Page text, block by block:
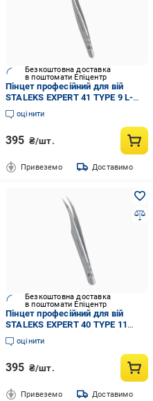
Безкоштовна доставка
в поштомати Епіцентр
Пінцет професійний для вій
STALEKS EXPERT 41 TYPE 9 L-
образний 35' (TE-41/9)
оцінити
395 ₴/шт.
Привеземо Доставимо
Безкоштовна доставка
в поштомати Епіцентр
Пінцет професійний для вій
STALEKS EXPERT 40 TYPE 11
вигнутий (TE-40/11)
оцінити
395 ₴/шт.
Привеземо Доставимо